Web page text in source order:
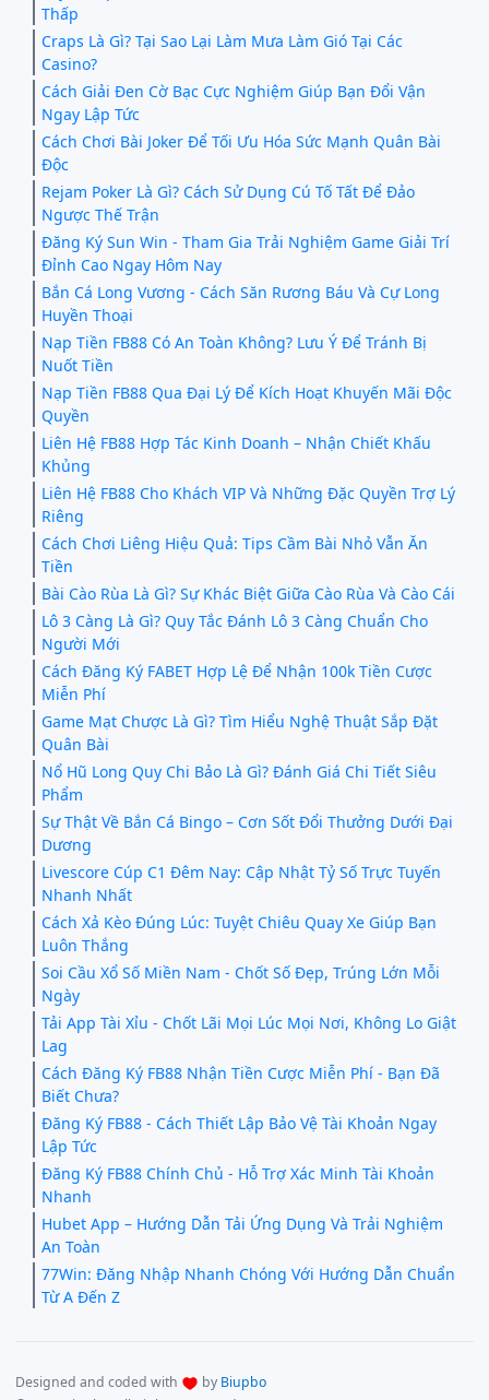
Thấp
Craps Là Gì? Tại Sao Lại Làm Mưa Làm Gió Tại Các
Casino?
Cách Giải Đen Cờ Bạc Cực Nghiệm Giúp Bạn Đổi Vận
Ngay Lập Tức
Cách Chơi Bài Joker Để Tối Ưu Hóa Sức Mạnh Quân Bài
Độc
Rejam Poker Là Gì? Cách Sử Dụng Cú Tố Tất Để Đảo
Ngược Thế Trận
Đăng Ký Sun Win - Tham Gia Trải Nghiệm Game Giải Trí
Đỉnh Cao Ngay Hôm Nay
Bắn Cá Long Vương - Cách Săn Rương Báu Và Cự Long
Huyền Thoại
Nạp Tiền FB88 Có An Toàn Không? Lưu Ý Để Tránh Bị
Nuốt Tiền
Nạp Tiền FB88 Qua Đại Lý Để Kích Hoạt Khuyến Mãi Độc
Quyền
Liên Hệ FB88 Hợp Tác Kinh Doanh – Nhận Chiết Khấu
Khủng
Liên Hệ FB88 Cho Khách VIP Và Những Đặc Quyền Trợ Lý
Riêng
Cách Chơi Liêng Hiệu Quả: Tips Cầm Bài Nhỏ Vẫn Ăn
Tiền
Bài Cào Rùa Là Gì? Sự Khác Biệt Giữa Cào Rùa Và Cào Cái
Lô 3 Càng Là Gì? Quy Tắc Đánh Lô 3 Càng Chuẩn Cho
Người Mới
Cách Đăng Ký FABET Hợp Lệ Để Nhận 100k Tiền Cược
Miễn Phí
Game Mạt Chược Là Gì? Tìm Hiểu Nghệ Thuật Sắp Đặt
Quân Bài
Nổ Hũ Long Quy Chi Bảo Là Gì? Đánh Giá Chi Tiết Siêu
Phẩm
Sự Thật Về Bắn Cá Bingo – Cơn Sốt Đổi Thưởng Dưới Đại
Dương
Livescore Cúp C1 Đêm Nay: Cập Nhật Tỷ Số Trực Tuyến
Nhanh Nhất
Cách Xả Kèo Đúng Lúc: Tuyệt Chiêu Quay Xe Giúp Bạn
Luôn Thắng
Soi Cầu Xổ Số Miền Nam - Chốt Số Đẹp, Trúng Lớn Mỗi
Ngày
Tải App Tài Xỉu - Chốt Lãi Mọi Lúc Mọi Nơi, Không Lo Giật
Lag
Cách Đăng Ký FB88 Nhận Tiền Cược Miễn Phí - Bạn Đã
Biết Chưa?
Đăng Ký FB88 - Cách Thiết Lập Bảo Vệ Tài Khoản Ngay
Lập Tức
Đăng Ký FB88 Chính Chủ - Hỗ Trợ Xác Minh Tài Khoản
Nhanh
Hubet App – Hướng Dẫn Tải Ứng Dụng Và Trải Nghiệm
An Toàn
77Win: Đăng Nhập Nhanh Chóng Với Hướng Dẫn Chuẩn
Từ A Đến Z
Designed and coded with by Biupbo